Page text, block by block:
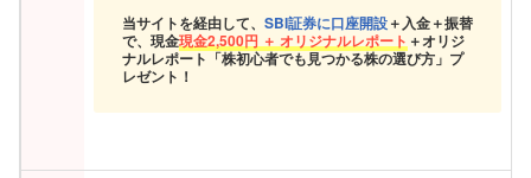
当サイトを経由して、 SBI証券に口座開設＋入金＋振替
で、現金現金2,500円 ＋ オリジナルレポート ＋オリジ
ナルレポート「株初心者でも見つかる株の選び方」プ
レゼント！